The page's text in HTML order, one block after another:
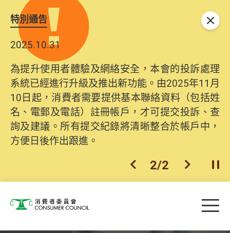
特別通告
2025.10.31
為提升使用者體驗及網絡安全，本會的投訴處理
系統已經進行升級及推出新功能。由2025年11月
10日起，消費者需要提供基本聯絡資料（包括姓
名、電郵及電話）註冊帳戶，才可提交投訴、查
詢及建議。所有提交紀錄將清晰整合於帳戶中，
方便日後作出跟進。
上一個
2/2 下一個開
關閉
消費者委員會 目